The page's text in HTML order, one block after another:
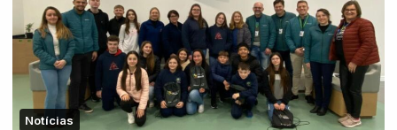
Notícias